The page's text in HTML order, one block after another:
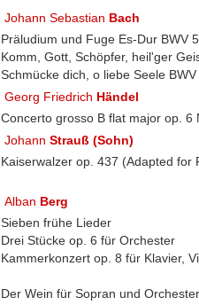
Johann Sebastian Bach
Präludium und Fuge Es-Dur BWV
Komm, Gott, Schöpfer, heil'ger
Schmücke dich, o liebe Seele
Georg Friedrich Händel
Concerto grosso B flat major op.
JohannStrauß (Sohn)
Kaiserwalzer op. 437 (Adapted for
Alban Berg
Sieben frühe Lieder
Drei Stücke op. 6 für Orchester
Kammerkonzert op. 8 für Klavier,
Der Wein für Sopran und